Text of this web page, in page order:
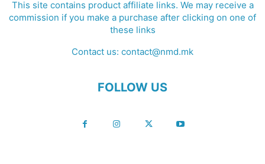
This site contains product affiliate links. We may receive a
commission if you make a purchase after clicking on one of
these links
Contact us: contact@nmd.mk
FOLLOW US